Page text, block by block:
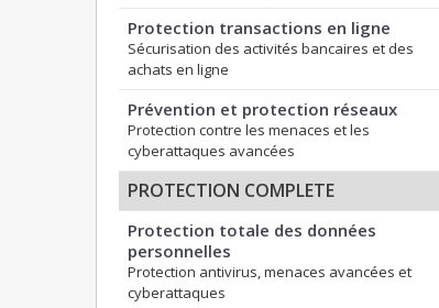
Protection transactions en ligne
Sécurisation des activités bancaires et des
achats en ligne
Prévention et protection réseaux
Protection contre les menaces et les
cyberattaques avancées
PROTECTION COMPLETE
Protection totale des données
personnelles
Protection antivirus, menaces avancées et
cyberattaques